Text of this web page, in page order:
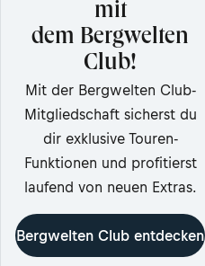
mit
dem Bergwelten
Club!
Mit der Bergwelten Club-
Mitgliedschaft sicherst du
dir exklusive Touren-
Funktionen und profitierst
laufend von neuen Extras.
Bergwelten Club entdecken